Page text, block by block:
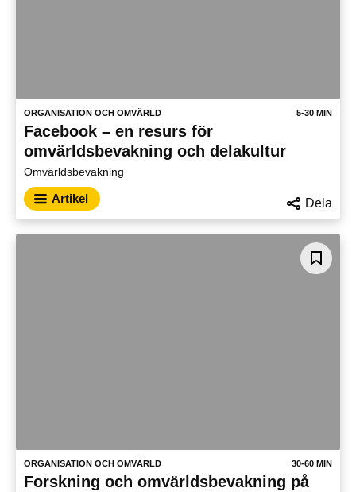
ORGANISATION OCH OMVÄRLD 5-30 MIN
Facebook – en resurs för
omvärldsbevakning och delakultur
Omvärldsbevakning
Artikel Dela
ORGANISATION OCH OMVÄRLD 30-60 MIN
Forskning och omvärldsbevakning på